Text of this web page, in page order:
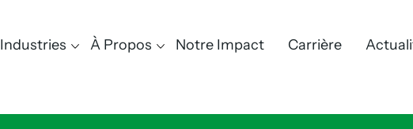
Industries À Propos Notre Impact Carrière